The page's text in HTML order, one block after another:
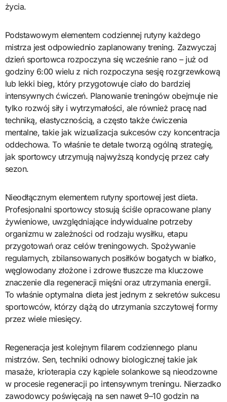
życia.
Podstawowym elementem codziennej rutyny każdego
mistrza jest odpowiednio zaplanowany trening. Zazwyczaj
dzień sportowca rozpoczyna się wcześnie rano – już od
godziny 6:00 wielu z nich rozpoczyna sesję rozgrzewkową
lub lekki bieg, który przygotowuje ciało do bardziej
intensywnych ćwiczeń. Planowanie treningów obejmuje nie
tylko rozwój siły i wytrzymałości, ale również pracę nad
techniką, elastycznością, a często także ćwiczenia
mentalne, takie jak wizualizacja sukcesów czy koncentracja
oddechowa. To właśnie te detale tworzą ogólną strategię,
jak sportowcy utrzymują najwyższą kondycję przez cały
sezon.
Nieodłącznym elementem rutyny sportowej jest dieta.
Profesjonalni sportowcy stosują ściśle opracowane plany
żywieniowe, uwzględniające indywidualne potrzeby
organizmu w zależności od rodzaju wysiłku, etapu
przygotowań oraz celów treningowych. Spożywanie
regularnych, zbilansowanych posiłków bogatych w białko,
węglowodany złożone i zdrowe tłuszcze ma kluczowe
znaczenie dla regeneracji mięśni oraz utrzymania energii.
To właśnie optymalna dieta jest jednym z sekretów sukcesu
sportowców, którzy dążą do utrzymania szczytowej formy
przez wiele miesięcy.
Regeneracja jest kolejnym filarem codziennego planu
mistrzów. Sen, techniki odnowy biologicznej takie jak
masaże, krioterapia czy kąpiele solankowe są nieodzowne
w procesie regeneracji po intensywnym treningu. Nierzadko
zawodowcy poświęcają na sen nawet 9–10 godzin na